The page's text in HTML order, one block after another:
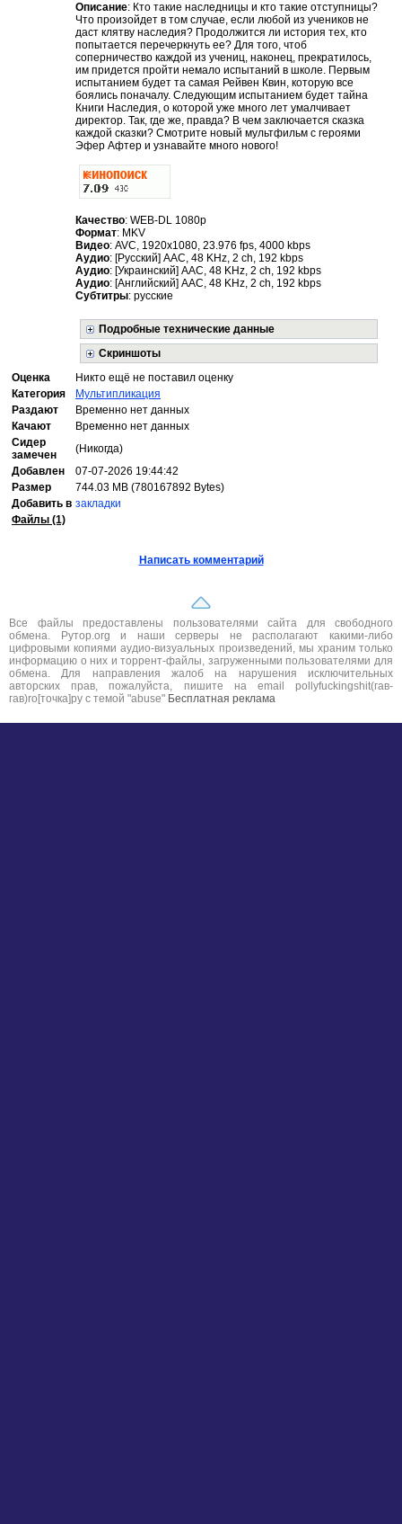
Описание: Кто такие наследницы и кто такие отступницы?
Что произойдет в том случае, если любой из учеников не
даст клятву наследия? Продолжится ли история тех, кто
попытается перечеркнуть ее? Для того, чтоб
соперничество каждой из учениц, наконец, прекратилось,
им придется пройти немало испытаний в школе. Первым
испытанием будет та самая Рейвен Квин, которую все
боялись поначалу. Следующим испытанием будет тайна
Книги Наследия, о которой уже много лет умалчивает
директор. Так, где же, правда? В чем заключается сказка
каждой сказки? Смотрите новый мультфильм с героями
Эфер Афтер и узнавайте много нового!
Качество: WEB-DL 1080p
Формат: MKV
Видео: AVC, 1920x1080, 23.976 fps, 4000 kbps
Аудио: [Русский] AAC, 48 KHz, 2 ch, 192 kbps
Аудио: [Украинский] AAC, 48 KHz, 2 ch, 192 kbps
Аудио: [Английский] AAC, 48 KHz, 2 ch, 192 kbps
Субтитры: русские
Подробные технические данные
Скриншоты
Оценка
Никто ещё не поставил оценку
Категория
Мультипликация
Раздают
Временно нет данных
Качают
Временно нет данных
Сидер
замечен
(Никогда)
Добавлен
07-07-2026 19:44:42
Размер
744.03 MB (780167892 Bytes)
Добавить в закладки
Файлы (1)
Написать комментарий
Все файлы предоставлены пользователями сайта для свободного
обмена. Рутор.org и наши серверы не располагают какими-либо
цифровыми копиями аудио-визуальных произведений, мы храним только
информацию о них и торрент-файлы, загруженными пользователями для
обмена. Для направления жалоб на нарушения исключительных
авторских прав, пожалуйста, пишите на email pollyfuckingshit(гав-
гав)ro[точка]ру с темой "abuse" Бесплатная реклама